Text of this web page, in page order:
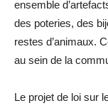
ensemble
des poteries, des
restes d’animaux.
au sein de la
Le projet de loi sur